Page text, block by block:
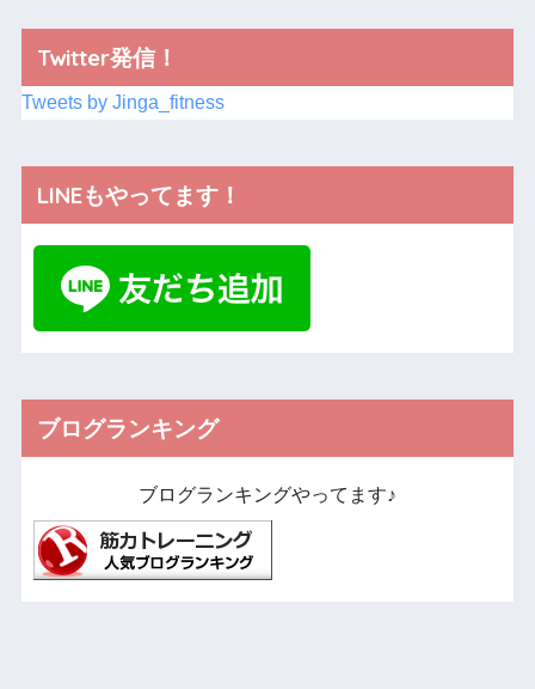
Twitter発信！
Tweets by Jinga_fitness
LINEもやってます！
ブログランキング
ブログランキングやってます♪